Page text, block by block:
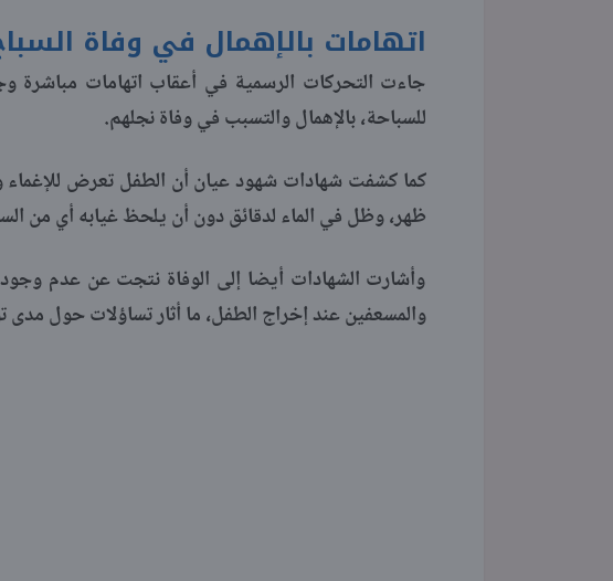
اتهامات بالإهمال في وفاة
جاءت التحركات الرسمية في أعقاب اتهامات مباشرة
للسباحة، بالإهمال والتسبب في وفاة نجلهم.
ظهر، وظل في الماء لدقائق دون أن يلحظ غيابه أي من
وأشارت الشهادات أيضا إلى الوفاة نتجت عن عدم
والمسعفين عند إخراج الطفل، ما أثار تساؤلات حول مدى